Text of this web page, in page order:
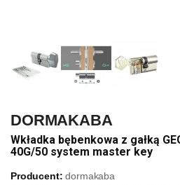
DORMAKABA
Wkładka bębenkowa z gałką
40G/50 system master key
Producent: dormakaba